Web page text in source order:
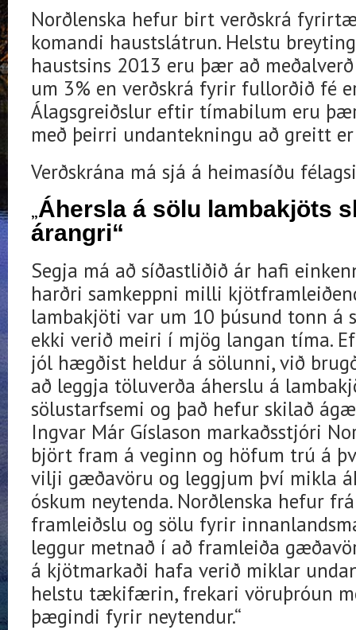
Norðlenska hefur birt verðskrá
komandi haustslátrun. Helstu
haustsins 2013 eru þær að
um 3% en verðskrá fyrir fullorðið fé
Álagsgreiðslur eftir tímabilum eru
með þeirri undantekningu að greitt
Verðskrána má sjá á heimasíðu
„Áhersla á sölu lambakjöts
árangri“
Segja má að síðastliðið ár hafi
harðri samkeppni milli
lambakjöti var um 10 þúsund tonn á
ekki verið meiri í mjög langan tíma.
jól hægðist heldur á sölunni, við
að leggja töluverða áherslu á
sölustarfsemi og það hefur skilað
Ingvar Már Gíslason markaðsstjóri
björt fram á veginn og höfum trú á
vilji gæðavöru og leggjum því mikla
óskum neytenda. Norðlenska hefur
framleiðslu og sölu fyrir
leggur metnað í að framleiða
á kjötmarkaði hafa verið miklar
helstu tækifærin, frekari vöruþróun
þægindi fyrir neytendur.“